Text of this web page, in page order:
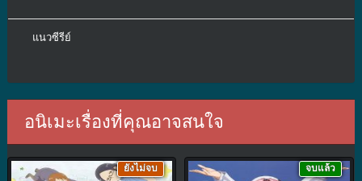
แนวซีรีย์
อนิเมะเรื่องที่คุณอาจสนใจ
ยังไม่จบ จบแล้ว